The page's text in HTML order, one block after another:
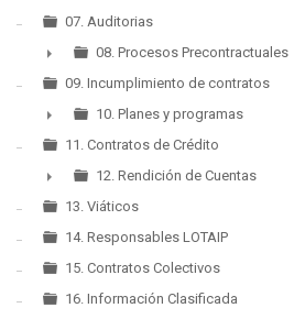
07. Auditorias
►
08. Procesos Precontractuales
09. Incumplimiento de contratos
►
10. Planes y programas
11. Contratos de Crédito
►
12. Rendición de Cuentas
13. Viáticos
14. Responsables LOTAIP
15. Contratos Colectivos
16. Información Clasificada